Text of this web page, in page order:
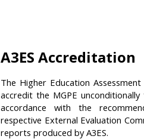
A3ES Accreditation
The Higher Education
accredit the MGPE
accordance with the
respective External Evaluation
reports produced by A3ES.